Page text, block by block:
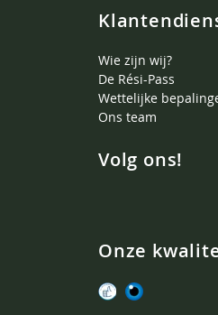
Wie zijn wij?
De Rési-Pass
Wettelijke
Ons team
Volg ons!
Onze